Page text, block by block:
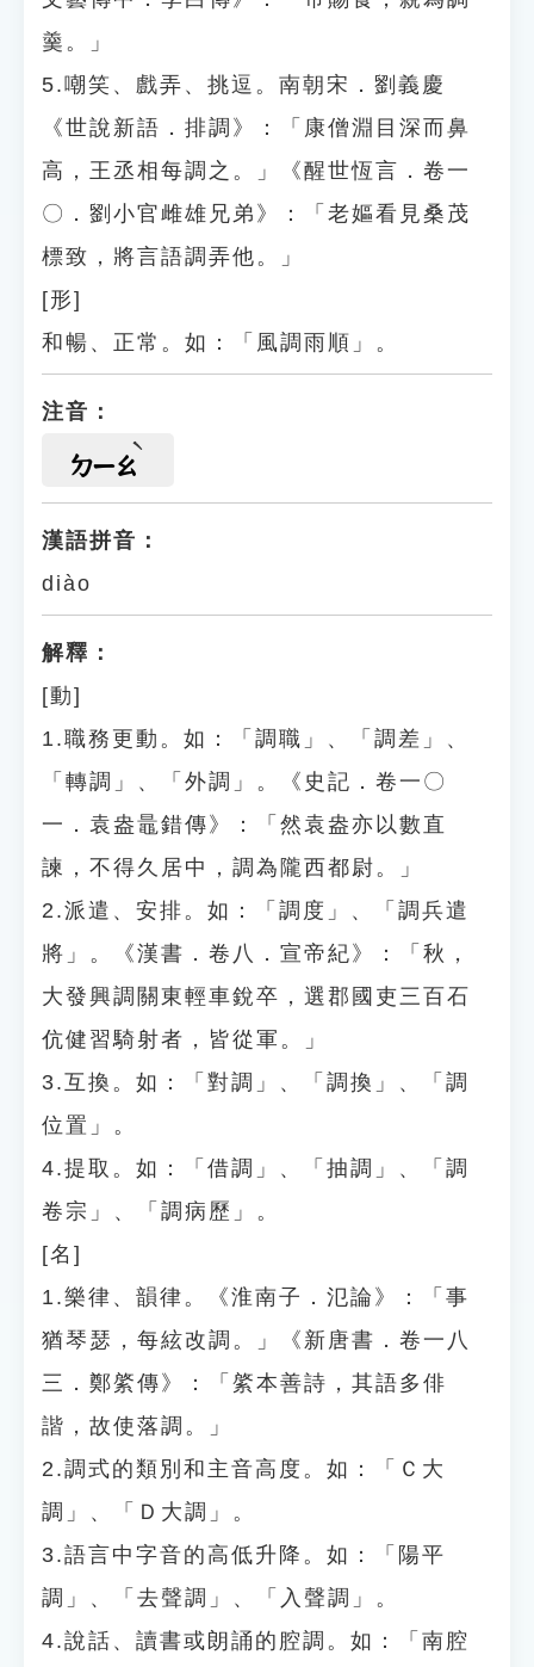
羹。」
5.嘲笑、戲弄、挑逗。南朝宋．劉義慶
《世說新語．排調》：「康僧淵目深而鼻
高，王丞相每調之。」《醒世恆言．卷一
〇．劉小官雌雄兄弟》：「老嫗看見桑茂
標致，將言語調弄他。」
[形]
和暢、正常。如：「風調雨順」。
注音：
ㄉㄧㄠ
漢語拼音：
diào
解釋：
[動]
1.職務更動。如：「調職」、「調差」、
「轉調」、「外調」。《史記．卷一〇
一．袁盎鼂錯傳》：「然袁盎亦以數直
諫，不得久居中，調為隴西都尉。」
2.派遣、安排。如：「調度」、「調兵遣
將」。《漢書．卷八．宣帝紀》：「秋，
大發興調關東輕車銳卒，選郡國吏三百石
伉健習騎射者，皆從軍。」
3.互換。如：「對調」、「調換」、「調
位置」。
4.提取。如：「借調」、「抽調」、「調
卷宗」、「調病歷」。
[名]
1.樂律、韻律。《淮南子．氾論》：「事
猶琴瑟，每絃改調。」《新唐書．卷一八
三．鄭綮傳》：「綮本善詩，其語多俳
諧，故使落調。」
2.調式的類別和主音高度。如：「Ｃ大
調」、「Ｄ大調」。
3.語言中字音的高低升降。如：「陽平
調」、「去聲調」、「入聲調」。
4.說話、讀書或朗誦的腔調。如：「南腔